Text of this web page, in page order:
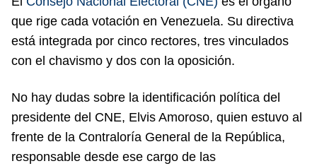
que rige cada votación en Venezuela. Su directiva
está integrada por cinco rectores, tres vinculados
con el chavismo y dos con la oposición.
No hay dudas sobre la identificación política del
presidente del CNE, Elvis Amoroso, quien estuvo al
frente de la Contraloría General de la República,
responsable desde ese cargo de las